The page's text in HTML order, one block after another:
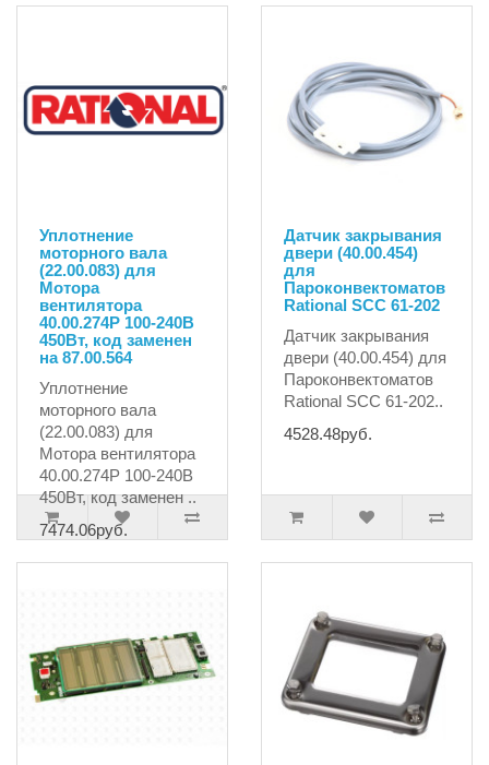
Уплотнение
моторного вала
(22.00.083) для
Мотора
вентилятора
40.00.274P 100-240В
450Вт, код заменен
на 87.00.564
Уплотнение
моторного вала
(22.00.083) для
Мотора вентилятора
40.00.274P 100-240В
450Вт, код заменен ..
7474.06руб.
Датчик закрывания
двери (40.00.454)
для
Пароконвектоматов
Rational SCC 61-202
Датчик закрывания
двери (40.00.454) для
Пароконвектоматов
Rational SCC 61-202..
4528.48руб.